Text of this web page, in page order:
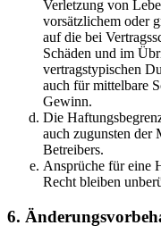
Verletzung von
vorsätzlichem oder
auf die bei
Schäden und im
vertragstypischen
auch für mittelbare
Gewinn.
Die
auch zugunsten der
Betreibers.
Ansprüche für eine
Recht bleiben
6.